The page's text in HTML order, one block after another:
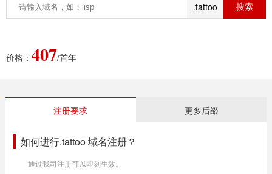
.tattoo
价格： 407/首年
注册要求 更多后缀
如何进行.tattoo 域名注册？
通过我司注册可以即刻生效。